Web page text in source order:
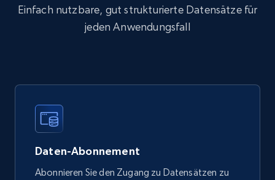
eCommerce
Google Shopping products search US
URL, Product id, Title, Final price, Initial price,
Currency, Rating, Reviews count, and more.
Einfach nutzbare, gut strukturierte Datensätze für
jeden Anwendungsfall
Daten-Abonnement
Abonnieren Sie den Zugang zu Datensätzen zu